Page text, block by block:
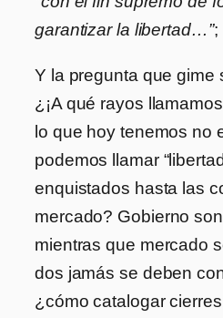
garantizar la libertad…”;
Y la pregunta que gime
¿¡A qué rayos
lo que hoy tenemos no
podemos llamar
enquistados hasta las
mercado? Gobierno
mientras que mercado
dos jamás se deben
¿cómo catalogar